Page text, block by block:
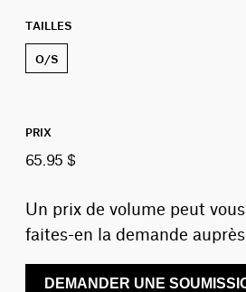
TAILLES
O/S
PRIX
65.95 $
Un prix de volume peut
faites-en la demande
DEMANDER UNE